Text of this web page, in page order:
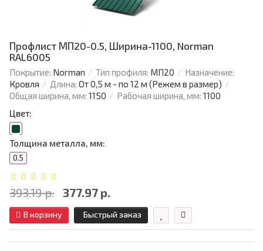
Профлист МП20-0.5, Ширина-1100, Norman
RAL6005
Покрытие: Norman Тип профиля: МП20
Назначение:
Кровля
Длина: От 0,5 м - по 12 м (Режем в размер)
Общая ширина, мм: 1150 Рабочая ширина, мм: 1100
Цвет:
Толщина металла, мм:
0.5
393.19 р. 377.97 р.
В корзину Быстрый заказ